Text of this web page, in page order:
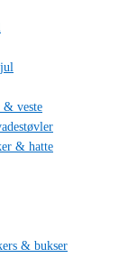
& veste
& hatte
& bukser